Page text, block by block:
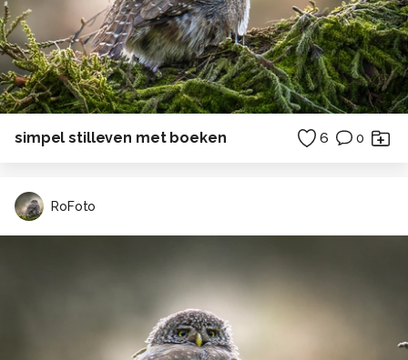
simpel stilleven met boeken 6 0
RoFoto